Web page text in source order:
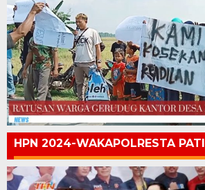
HPN 2024-WAKAPOLRESTA PATI